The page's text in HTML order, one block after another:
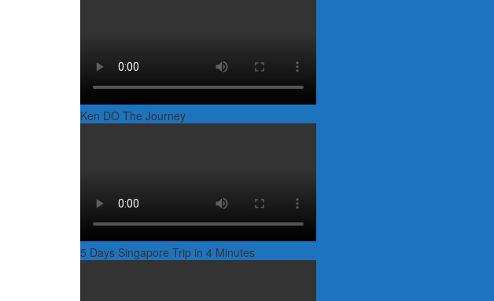
Ken DO The Journey
5 Days Singapore Trip in 4 Minutes